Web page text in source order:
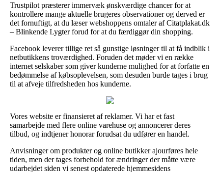
Trustpilot præsterer immervæk ønskværdige chancer for at
kontrollere mange aktuelle brugeres observationer og derved er
det fornuftigt, at du læser webshoppens omtaler af Citatplakat.dk
– Blinkende Lygter forud for at du færdiggør din shopping.
Facebook leverer tillige ret så gunstige løsninger til at få indblik i
netbutikkens troværdighed. Foruden det møder vi en række
internet selskaber som giver kunderne mulighed for at forfatte en
bedømmelse af købsoplevelsen, som desuden burde tages i brug
til at afveje tilfredsheden hos kunderne.
Vores website er finansieret af reklamer. Vi har et fast
samarbejde med flere online varehuse og annoncerer deres
tilbud, og indtjener honorar forudsat du udfører en handel.
Anvisninger om produkter og online butikker ajourføres hele
tiden, men der tages forbehold for ændringer der måtte være
udarbejdet siden vi senest opdaterede hjemmesidens